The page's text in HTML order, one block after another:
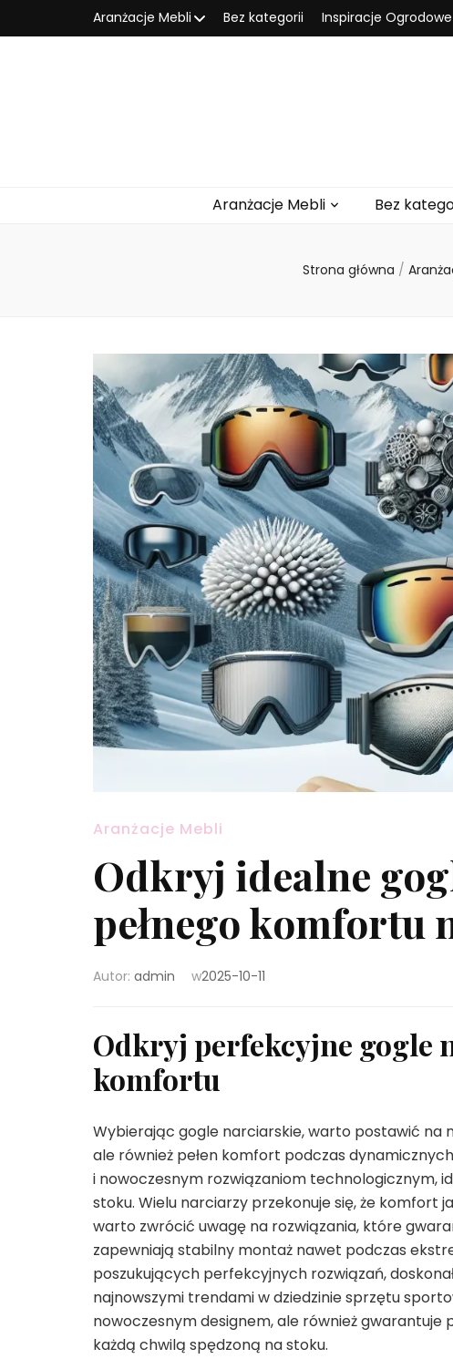
Aranżacje Mebli Bez kategorii Inspiracje Ogrodowe
Aranżacje Mebli Bez
Strona główna /
Aranżacje Mebli
Odkryj idealne
pełnego komfortu
Autor: admin w2025-10-11
Odkryj perfekcyjne gogle
komfortu
Wybierając gogle narciarskie, warto postawić na
ale również pełen komfort podczas
i nowoczesnym rozwiązaniom technologicznym,
stoku. Wielu narciarzy przekonuje się, że komfort
warto zwrócić uwagę na rozwiązania, które
zapewniają stabilny montaż nawet podczas
poszukujących perfekcyjnych rozwiązań,
najnowszymi trendami w dziedzinie sprzętu
nowoczesnym designem, ale również gwarantuje
każdą chwilą spędzoną na stoku.